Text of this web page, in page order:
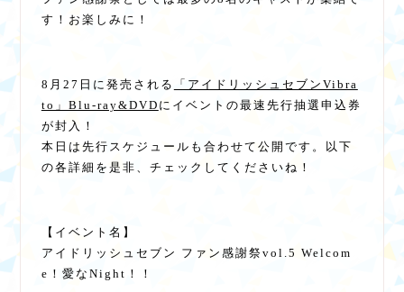
す！お楽しみに！
8月27日に発売される
「アイドリッシュセブンVibra
to」Blu-ray&DVD にイベントの最速先行抽選申込券
が封入！
本日は先行スケジュールも合わせて公開です。以下
の各詳細を是非、チェックしてくださいね！
【イベント名】
アイドリッシュセブン ファン感謝祭vol.5 Welcom
e！愛なNight！！